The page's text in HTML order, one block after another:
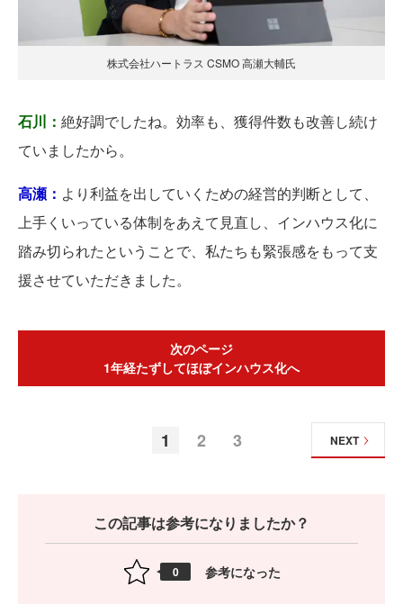
株式会社ハートラス CSMO 高瀬大輔氏
石川： 絶好調でしたね。効率も、獲得件数も改善し続け
ていましたから。
高瀬： より利益を出していくための経営的判断として、
上手くいっている体制をあえて見直し、インハウス化に
踏み切られたということで、私たちも緊張感をもって支
援させていただきました。
次のページ
1年経たずしてほぼインハウス化へ
1 2 3 NEXT
この記事は参考になりましたか？
0 参考になった